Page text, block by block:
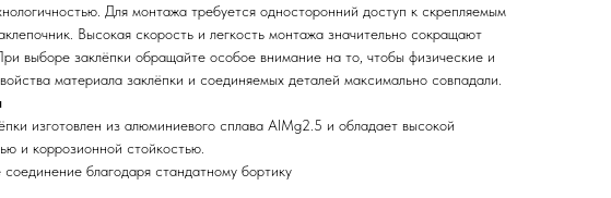
Для монтажа требуется односторонний доступ к скрепляемым
Высокая скорость и легкость монтажа значительно сокращают
выборе заклёпки обращайте особое внимание на то, чтобы физические и
материала заклёпки и соединяемых деталей максимально совпадали.
изготовлен из алюминиевого сплава AlMg2.5 и обладает высокой
и коррозионной стойкостью.
соединение благодаря стандатному бортику